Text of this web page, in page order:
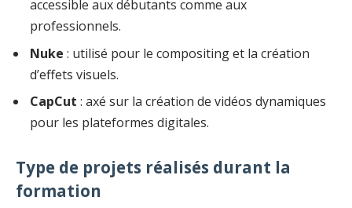
accessible aux débutants comme aux
professionnels.
Nuke : utilisé pour le compositing et la création
d’effets visuels.
CapCut : axé sur la création de vidéos dynamiques
pour les plateformes digitales.
Type de projets réalisés durant la
formation